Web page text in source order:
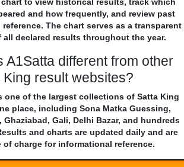
to view historical results, track which
and how frequently, and review past
The chart serves as a transparent
all declared results throughout the year.
A1Satta different from other
King result websites?
one of the largest collections of Satta King
place, including Sona Matka Guessing,
Ghaziabad, Gali, Delhi Bazar, and hundreds
and charts are updated daily and are
of charge for informational reference.